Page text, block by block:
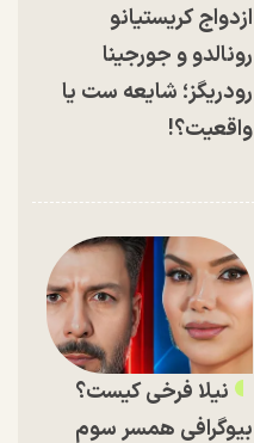
ازدواج کریستیانو
رونالدو و جورجینا
رودریگز؛ شایعه ست یا
واقعیت؟!
نیلا فرخی کیست؟
بیوگرافی همسر سوم